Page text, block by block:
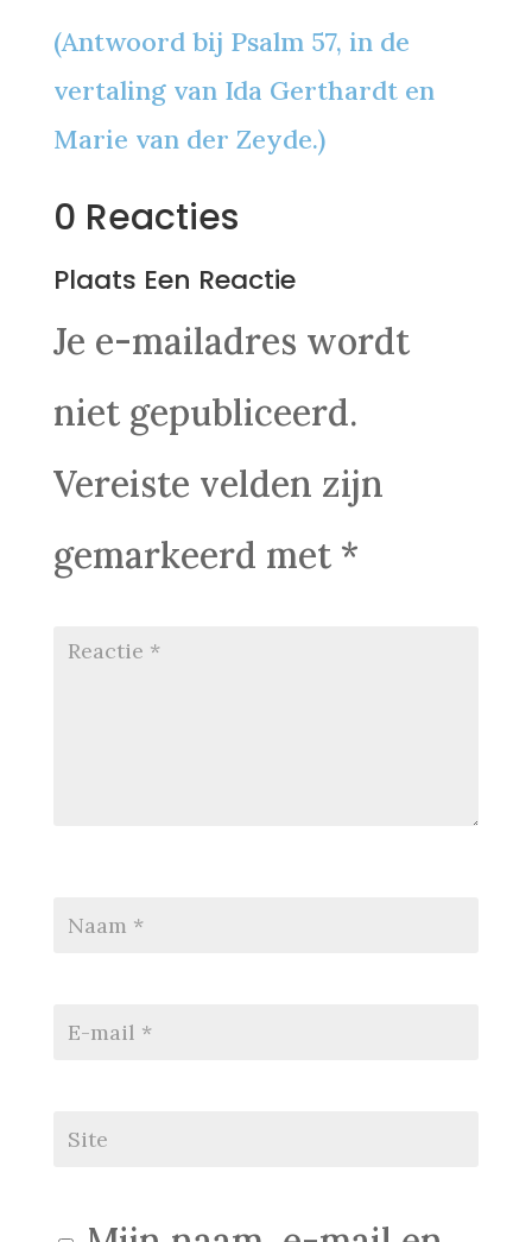
(Antwoord bij Psalm 57, in de
vertaling van Ida Gerthardt en
Marie van der Zeyde.)
0 Reacties
Plaats Een Reactie
Je e-mailadres wordt
niet gepubliceerd.
Vereiste velden zijn
gemarkeerd met *